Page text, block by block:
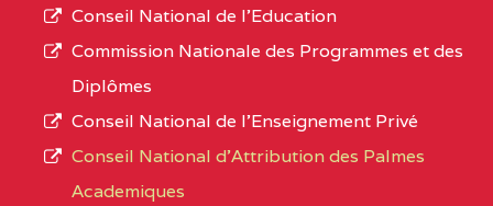
0CN1TEFD101094115
EXTREME-
NORD
0EI1TEFD100495110
L’offre
d’éducation
de
Conseil National de l’Education
Commission Nationale des Programmes et des
Diplômes
Conseil National de l’Enseignement Privé
Conseil National d'Attribution des Palmes
Academiques